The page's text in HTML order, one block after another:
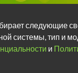
следующие
системы, тип и
и